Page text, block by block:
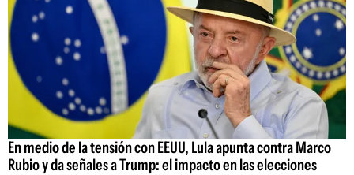
En medio de la tensión con EEUU, Lula apunta contra Marco
Rubio y da señales a Trump: el impacto en las elecciones